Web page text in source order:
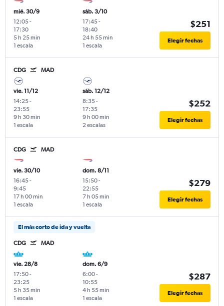
mié. 30/9
12:05-
17:30
1 escala
5 h 25 min
sáb. 3/10
17:45-
18:40
1 escala
24 h 55 min
$251
Elegir fechas
CDG MAD
vie. 11/12
14:25-
23:55
1 escala
9 h 30 min
sáb. 12/12
8:35-
17:35
2 escalas
9 h 00 min
$252
Elegir fechas
CDG MAD
vie. 30/10
16:45-
9:45
1 escala
17 h 00 min
dom. 8/11
15:50-
22:55
1 escala
7 h 05 min
$279
Elegir fechas
El más corto de ida y vuelta
CDG MAD
vie. 28/8
17:50-
23:25
1 escala
5 h 35 min
dom. 6/9
6:00-
10:55
1 escala
4 h 55 min
$287
Elegir fechas